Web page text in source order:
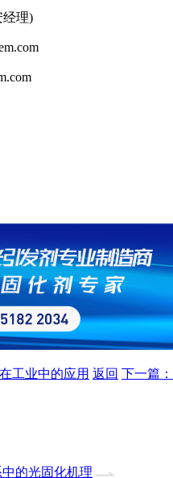
理)
工业中的应用 返回 下一篇
的光固化机理